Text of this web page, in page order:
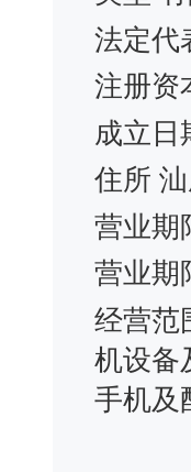
法定代
注册资
成立日
住所
营业期
营业期
经营范
机设备
手机及